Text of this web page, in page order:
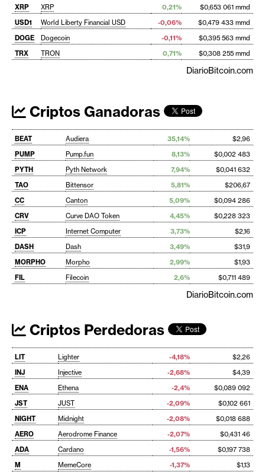
XRP XRP 0,21%
$0,653 061 mmd
USD1
World Liberty Financial USD -0,06%
$0,479 433 mmd
DOGE
Dogecoin -0,11%
$0,395 563 mmd
TRX
TRON 0,71% $0,308 255 mmd
DiarioBitcoin.com
Criptos Ganadoras
BEAT Audiera 35,14%
$2,96
PUMP
Pump.fun 8,13%
$0,002 483
PYTH
Pyth Network 7,94%
$0,041 632
TAO
Bittensor 5,81%
$206,67
CC
Canton 5,09%
$0,094 286
CRV
Curve DAO Token 4,45%
$0,228 323
ICP
Internet Computer 3,73%
$2,16
DASH
Dash 3,49%
$31,9
MORPHO
Morpho 2,99%
$1,93
FIL
Filecoin 2,6% $0,711 489
DiarioBitcoin.com
Criptos Perdedoras
LIT Lighter -4,18%
$2,26
INJ
Injective -2,68%
$4,39
ENA
Ethena -2,4%
$0,089 092
JST
JUST -2,09%
$0,102 661
NIGHT
Midnight -2,08%
$0,018 688
AERO
Aerodrome Finance -2,07%
$0,431 46
ADA
Cardano -1,56%
$0,197 738
M
MemeCore -1,37%
$1,13